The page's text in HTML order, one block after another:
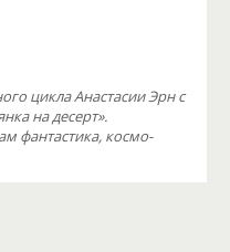
цикла Анастасии Эрн с
на десерт».
фантастика, космо-